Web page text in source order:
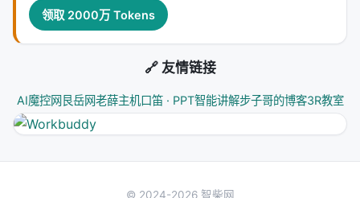
领取 2000万 Tokens
🔗 友情链接
AI魔控网 艮岳网老薛主机口笛 · PPT智能讲解步子哥的博客3R教室
© 2024-2026 智柴网